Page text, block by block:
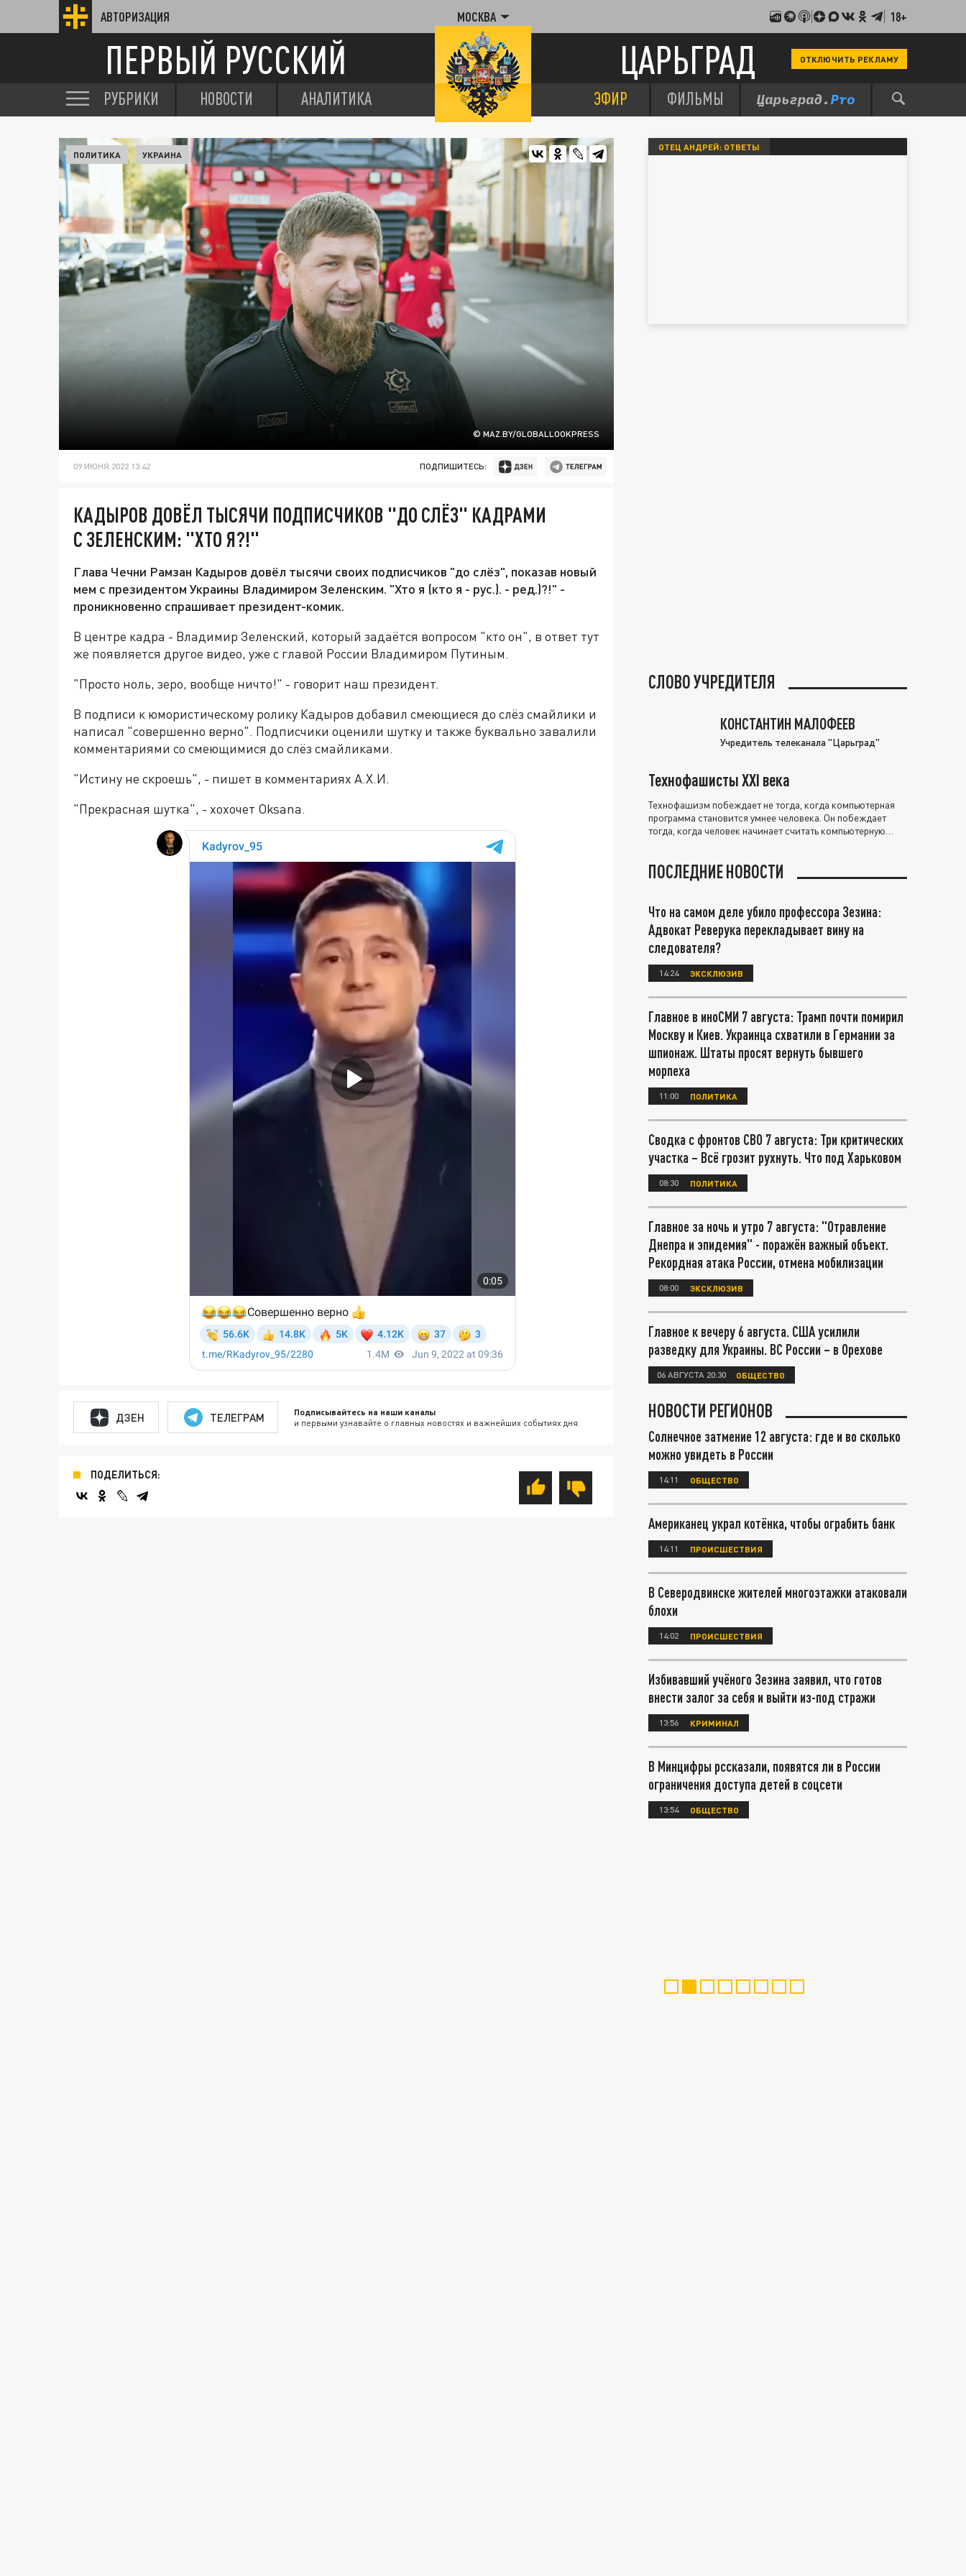
АВТОРИЗАЦИЯ МОСКВА 18+
ПЕРВЫЙ РУССКИЙ ЦАРЬГРАД ОТКЛЮЧИТЬ РЕКЛАМУ
РУБРИКИ НОВОСТИ АНАЛИТИКА ЭФИР ФИЛЬМЫ
© MAZ.BY/GLOBALLOOKPRESS
ПОЛИТИКА УКРАИНА
09 ИЮНЯ 2022 13:42 ПОДПИШИТЕСЬ:
КАДЫРОВ ДОВЁЛ ТЫСЯЧИ ПОДПИСЧИКОВ "ДО СЛЁЗ" КАДРАМИ
С ЗЕЛЕНСКИМ: "ХТО Я?!"
Глава Чечни Рамзан Кадыров довёл тысячи своих подписчиков "до слёз", показав новый
мем с президентом Украины Владимиром Зеленским. "Хто я (кто я - рус.). - ред.)?!" -
проникновенно спрашивает президент-комик.
В центре кадра - Владимир Зеленский, который задаётся вопросом "кто он", в ответ тут
же появляется другое видео, уже с главой России Владимиром Путиным.
"Просто ноль, зеро, вообще ничто!" - говорит наш президент.
В подписи к юмористическому ролику Кадыров добавил смеющиеся до слёз смайлики и
написал "совершенно верно". Подписчики оценили шутку и также буквально завалили
комментариями со смеющимися до слёз смайликами.
"Истину не скроешь", - пишет в комментариях А.Х.И.
"Прекрасная шутка", - хохочет Oksana.
ДЗЕН ТЕЛЕГРАМ Подписывайтесь на наши каналы
и первыми узнавайте о главных новостях и важнейших событиях дня.
ПОДЕЛИТЬСЯ:
ОТЕЦ АНДРЕЙ: ОТВЕТЫ
СЛОВО УЧРЕДИТЕЛЯ
КОНСТАНТИН МАЛОФЕЕВ
Учредитель телеканала "Царьград"
Технофашисты XXI века
Технофашизм побеждает не тогда, когда компьютерная
программа становится умнее человека. Он побеждает
тогда, когда человек начинает считать компьютерную
ПОСЛЕДНИЕ НОВОСТИ
Что на самом деле убило профессора Зезина:
Адвокат Реверука перекладывает вину на
следователя?
14:24 ЭКСКЛЮЗИВ
Главное в иноСМИ 7 августа: Трамп почти помирил
Москву и Киев. Украинца схватили в Германии за
шпионаж. Штаты просят вернуть бывшего
морпеха
11:00 ПОЛИТИКА
Сводка с фронтов СВО 7 августа: Три критических
участка – Всё грозит рухнуть. Что под Харьковом
08:30 ПОЛИТИКА
Главное за ночь и утро 7 августа: "Отравление
Днепра и эпидемия" - поражён важный объект.
Рекордная атака России, отмена мобилизации
08:00 ЭКСКЛЮЗИВ
Главное к вечеру 6 августа. США усилили
разведку для Украины. ВС России – в Орехове
06 АВГУСТА 20:30 ОБЩЕСТВО
НОВОСТИ РЕГИОНОВ
Солнечное затмение 12 августа: где и во сколько
можно увидеть в России
14:11 ОБЩЕСТВО
Американец украл котёнка, чтобы ограбить банк
14:11 ПРОИСШЕСТВИЯ
В Северодвинске жителей многоэтажки атаковали
блохи
14:02 ПРОИСШЕСТВИЯ
Избивавший учёного Зезина заявил, что готов
внести залог за себя и выйти из-под стражи
13:56 КРИМИНАЛ
В Минцифры рссказали, появятся ли в России
ограничения доступа детей в соцсети
13:54 ОБЩЕСТВО